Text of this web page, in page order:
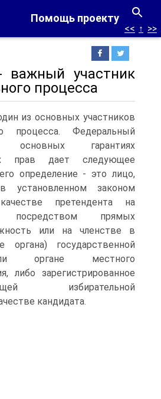
Помощь проекту
<< ↑ >>
важный участник
процесса
из основных участников
процесса. Федеральный
гарантиях
прав дает следующее
определение - это лицо,
установленном законом
претендента на
посредством прямых
или на членстве в
органа) государственной
органе местного
либо зарегистрированное
избирательной
кандидата.